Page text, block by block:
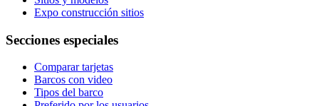
Expo construcción sitios
Secciones especiales
Comparar tarjetas
Barcos con video
Tipos del barco